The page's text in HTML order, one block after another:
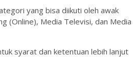
yang bisa diikuti oleh awak
(Online), Media Televisi, dan Media
syarat dan ketentuan lebih lanjut